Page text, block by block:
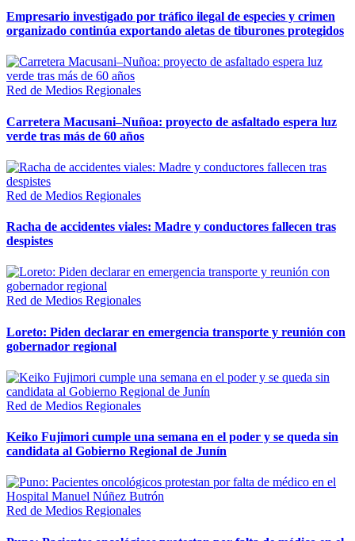
Empresario investigado por tráfico ilegal de especies y crimen
organizado continúa exportando aletas de tiburones protegidos
Red de Medios Regionales
Carretera Macusani–Nuñoa: proyecto de asfaltado espera luz
verde tras más de 60 años
Red de Medios Regionales
Racha de accidentes viales: Madre y conductores fallecen tras
despistes
Red de Medios Regionales
Loreto: Piden declarar en emergencia transporte y reunión con
gobernador regional
Red de Medios Regionales
Keiko Fujimori cumple una semana en el poder y se queda sin
candidata al Gobierno Regional de Junín
Red de Medios Regionales